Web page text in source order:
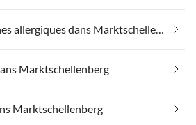
Convient aux personnes allergiques dans Marktschellenberg
Marktschellenberg
Marktschellenberg